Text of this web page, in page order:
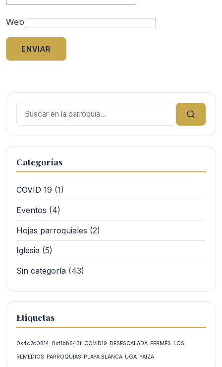
Web
Buscar:
Categorías
COVID 19 (1)
Eventos (4)
Hojas parroquiales (2)
Iglesia (5)
Sin categoría (43)
Etiquetas
0x4c7c0814 0xf1bb643f COVID19 DESESCALADA FERMÉS LOS
REMEDIOS PARROQUIAS PLAYA BLANCA UGA YAIZA